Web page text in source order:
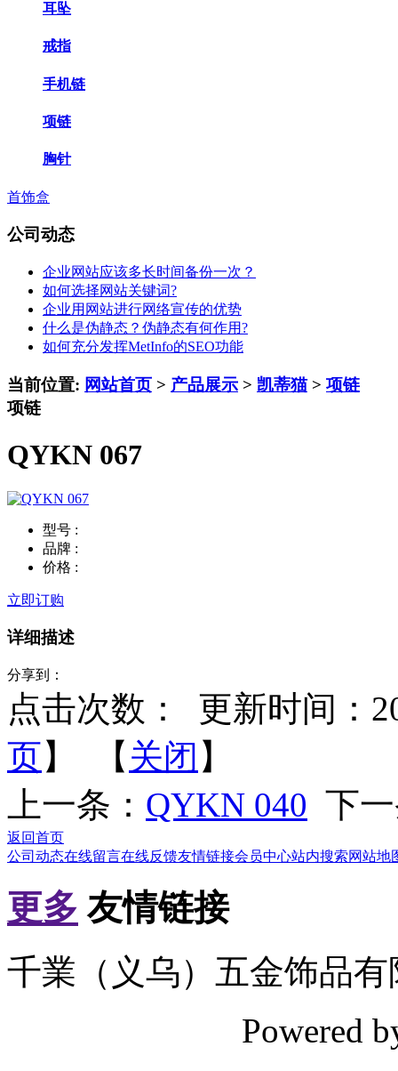
耳坠
戒指
手机链
项链
胸针
首饰盒
公司动态
企业网站应该多长时间备份一次？
如何选择网站关键词?
企业用网站进行网络宣传的优势
什么是伪静态？伪静态有何作用?
如何充分发挥MetInfo的SEO功能
当前位置: 网站首页 > 产品展示 > 凯蒂猫> 项链
项链
QYKN 067
型号 :
品牌 :
价格 :
立即订购
详细描述
分享到：
点击次数：
更新时间：
页】 【 关闭 】
上一条： QYKN 040 下
返回首页
公司动态在线留言在线反馈友情链接会员中心站内搜索网站地
更多 友情链接
千業（义乌）五金饰品
Powered